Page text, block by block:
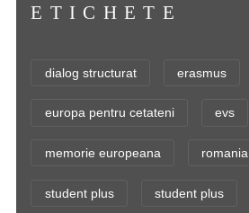
ETICHETE
dialog structurat erasmus
europa pentru cetateni evs
memorie europeana romania
student plus student plus